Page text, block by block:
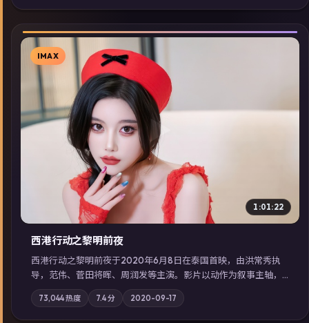
展检索同类型高分佳作，畅享高清在线追剧体验。
▶
IMAX
1:01:22
西港行动之黎明前夜
西港行动之黎明前夜于2020年6月8日在泰国首映，由洪常秀执
导，范伟、菅田将晖、周润发等主演。影片以动作为叙事主轴，
亲情与职责必须在倒计时结束前做出抉择；摄影与配乐强化地域
气质；站内亦可通过「国产免费观看高清电视剧在线看」延展检
索同类型高分佳作，畅享高清在线追剧体验。
73,044热度 7.4分 2020-09-17